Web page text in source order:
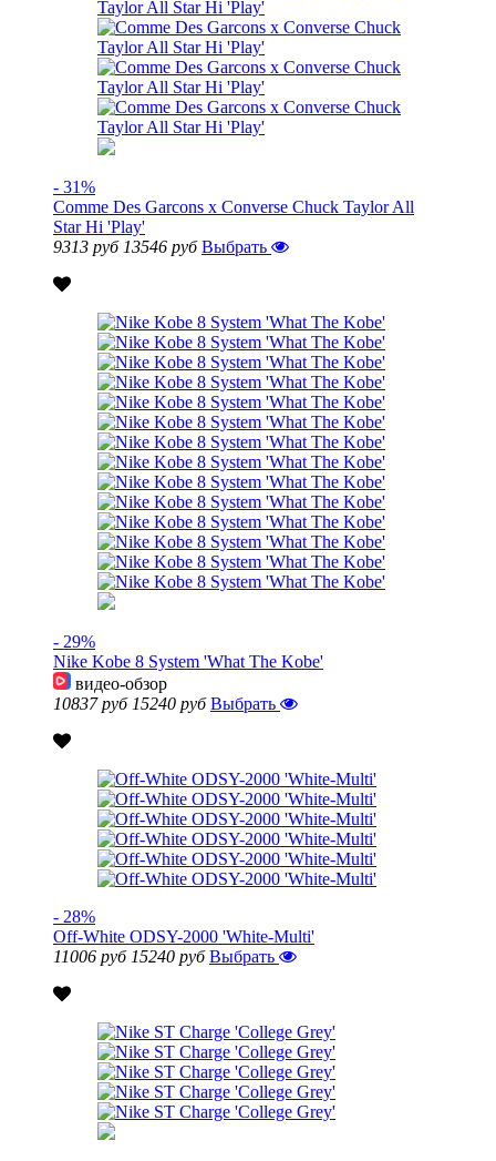
- 31%
Comme Des Garcons x Converse Chuck Taylor All
Star Hi 'Play'
9313 руб 13546 руб Выбрать
- 29%
Nike Kobe 8 System 'What The Kobe'
видео-обзор
10837 руб 15240 руб Выбрать
- 28%
Off-White ODSY-2000 'White-Multi'
11006 руб 15240 руб Выбрать